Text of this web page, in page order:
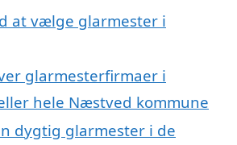
at vælge glarmester i
glarmesterfirmaer i
hele Næstved kommune
dygtig glarmester i de